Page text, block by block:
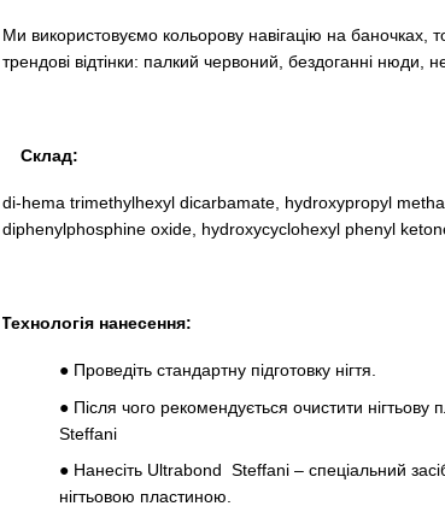
Ми використовуємо кольорову навігацію на баночках,
трендові відтінки: палкий червоний, бездоганні нюди,
Склад:
di-hema trimethylhexyl dicarbamate, hydroxypropyl
diphenylphosphine oxide, hydroxycyclohexyl phenyl
Технологія нанесення:
● Проведіть стандартну підготовку нігтя.
● Після чого рекомендується очистити
Steffani
● Нанесіть Ultrabond Steffani – спеціальний
нігтьовою пластиною.